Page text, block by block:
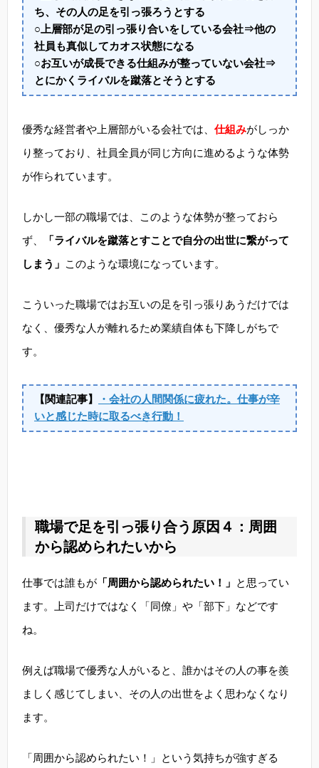
ち、その人の足を引っ張ろうとする
○上層部が足の引っ張り合いをしている会社⇒他の
社員も真似してカオス状態になる
○お互いが成長できる仕組みが整っていない会社⇒
とにかくライバルを蹴落とそうとする
優秀な経営者や上層部がいる会社では、 仕組みがしっか
り整っており、社員全員が同じ方向に進めるような体勢
が作られています。
しかし一部の職場では、このような体勢が整っておら
ず、
「ライバルを蹴落とすことで自分の出世に繋がって
しまう」 このような環境になっています。
こういった職場ではお互いの足を引っ張りあうだけでは
なく、優秀な人が離れるため業績自体も下降しがちで
す。
【関連記事】
・会社の人間関係に疲れた。仕事が辛
いと感じた時に取るべき行動！
職場で足を引っ張り合う原因４：周囲
から認められたいから
仕事では誰もが 「周囲から認められたい！」 と思ってい
ます。上司だけではなく「同僚」や「部下」などです
ね。
例えば職場で優秀な人がいると、誰かはその人の事を羨
ましく感じてしまい、その人の出世をよく思わなくなり
ます。
「周囲から認められたい！」という気持ちが強すぎる